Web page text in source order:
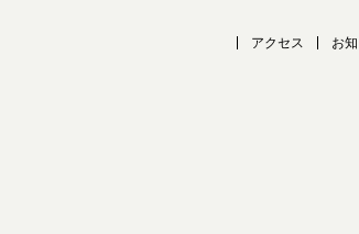
アクセス お